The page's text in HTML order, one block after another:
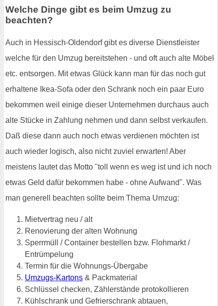
Welche Dinge gibt es beim Umzug zu
beachten?
Auch in Hessisch-Oldendorf gibt es diverse Dienstleister
welche für den Umzug bereitstehen - und oft auch alte Möbel
etc. entsorgen. Mit etwas Glück kann man für das noch gut
erhaltene Ikea-Sofa oder den Schrank noch ein paar Euro
bekommen weil einige dieser Unternehmen durchaus auch
alte Stücke in Zahlung nehmen und dann selbst verkaufen.
Daß diese dann auch noch etwas verdienen möchten ist
auch wieder logisch, also nicht zuviel erwarten! Aber
meistens lautet das Motto "toll wenn es weg ist und ich noch
etwas Geld dafür bekommen habe - ohne Aufwand". Was
man generell beachten sollte beim Thema Umzug:
Mietvertrag neu / alt
Renovierung der alten Wohnung
Sperrmüll / Container bestellen bzw. Flohmarkt /
Entrümpelung
Termin für die Wohnungs-Übergabe
Umzugs-Kartons & Packmaterial
Schlüssel checken, Zählerstände protokollieren
Kühlschrank und Gefrierschrank abtauen,